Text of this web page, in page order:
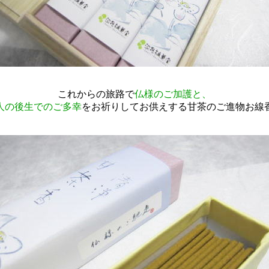
これからの旅路で仏様のご加護と、
の後生でのご多幸をお祈りしてお供えする甘茶のご進物お線